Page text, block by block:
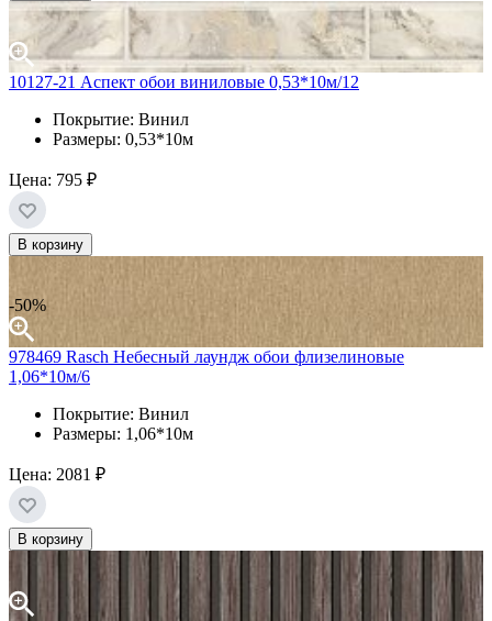
10127-21 Аспект обои виниловые 0,53*10м/12
Покрытие: Винил
Размеры: 0,53*10м
Цена: 795 ₽
В корзину
-50%
978469 Rasch Небесный лаундж обои флизелиновые
1,06*10м/6
Покрытие: Винил
Размеры: 1,06*10м
Цена: 2081 ₽
В корзину